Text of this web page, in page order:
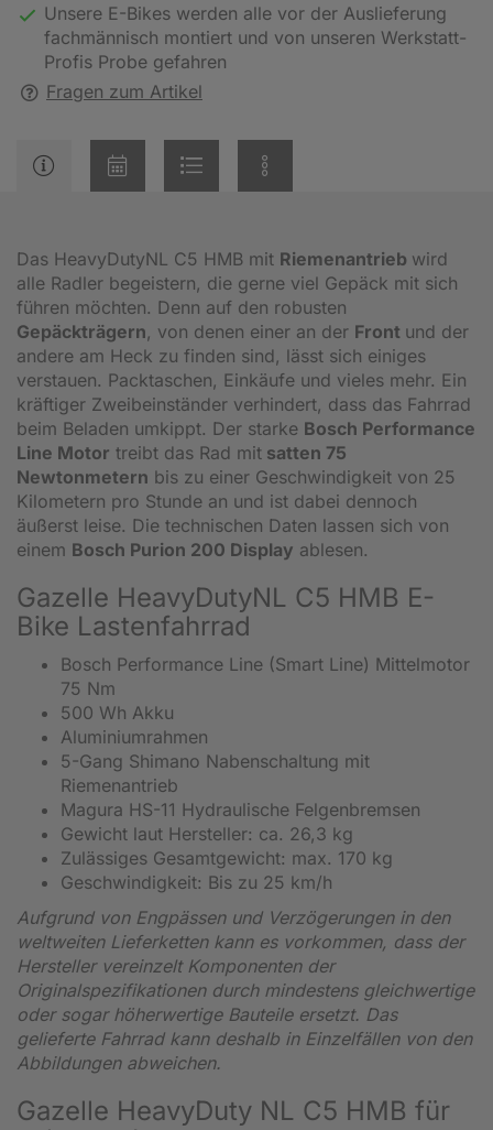
Unsere E-Bikes werden alle vor der Auslieferung
fachmännisch montiert und von unseren Werkstatt-
Profis Probe gefahren
Fragen zum Artikel
Das HeavyDutyNL C5 HMB mit Riemenantrieb wird
alle Radler begeistern, die gerne viel Gepäck mit sich
führen möchten. Denn auf den robusten
Gepäckträgern, von denen einer an der Front und der
andere am Heck zu finden sind, lässt sich einiges
verstauen. Packtaschen, Einkäufe und vieles mehr. Ein
kräftiger Zweibeinständer verhindert, dass das Fahrrad
beim Beladen umkippt. Der starke Bosch Performance
Line Motor treibt das Rad mit satten 75
Newtonmetern bis zu einer Geschwindigkeit von 25
Kilometern pro Stunde an und ist dabei dennoch
äußerst leise. Die technischen Daten lassen sich von
einem Bosch Purion 200 Display ablesen.
Gazelle HeavyDutyNL C5 HMB E-
Bike Lastenfahrrad
Bosch Performance Line (Smart Line) Mittelmotor
75 Nm
500 Wh Akku
Aluminiumrahmen
5-Gang Shimano Nabenschaltung mit
Riemenantrieb
Magura HS-11 Hydraulische Felgenbremsen
Gewicht laut Hersteller: ca. 26,3 kg
Zulässiges Gesamtgewicht: max. 170 kg
Geschwindigkeit: Bis zu 25 km/h
Aufgrund von Engpässen und Verzögerungen in den
weltweiten Lieferketten kann es vorkommen, dass der
Hersteller vereinzelt Komponenten der
Originalspezifikationen durch mindestens gleichwertige
oder sogar höherwertige Bauteile ersetzt. Das
gelieferte Fahrrad kann deshalb in Einzelfällen von den
Abbildungen abweichen.
Gazelle HeavyDuty NL C5 HMB für